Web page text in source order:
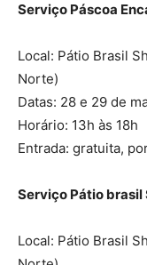
Serviço Páscoa
Local: Pátio Brasil
Norte)
Datas: 28 e 29 de
Horário: 13h às 18h
Entrada: gratuita,
Serviço Pátio brasil
Local: Pátio Brasil